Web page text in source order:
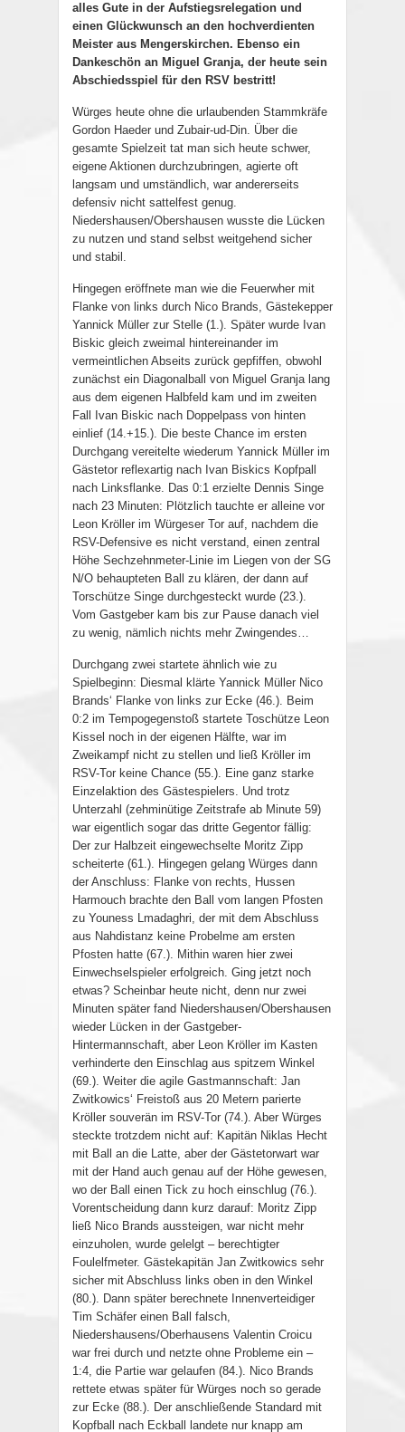
alles Gute in der Aufstiegsrelegation und
einen Glückwunsch an den hochverdienten
Meister aus Mengerskirchen. Ebenso ein
Dankeschön an Miguel Granja, der heute sein
Abschiedsspiel für den RSV bestritt!
Würges heute ohne die urlaubenden Stammkräfe
Gordon Haeder und Zubair-ud-Din. Über die
gesamte Spielzeit tat man sich heute schwer,
eigene Aktionen durchzubringen, agierte oft
langsam und umständlich, war andererseits
defensiv nicht sattelfest genug.
Niedershausen/Obershausen wusste die Lücken
zu nutzen und stand selbst weitgehend sicher
und stabil.
Hingegen eröffnete man wie die Feuerwher mit
Flanke von links durch Nico Brands, Gästekepper
Yannick Müller zur Stelle (1.). Später wurde Ivan
Biskic gleich zweimal hintereinander im
vermeintlichen Abseits zurück gepfiffen, obwohl
zunächst ein Diagonalball von Miguel Granja lang
aus dem eigenen Halbfeld kam und im zweiten
Fall Ivan Biskic nach Doppelpass von hinten
einlief (14.+15.). Die beste Chance im ersten
Durchgang vereitelte wiederum Yannick Müller im
Gästetor reflexartig nach Ivan Biskics Kopfpall
nach Linksflanke. Das 0:1 erzielte Dennis Singe
nach 23 Minuten: Plötzlich tauchte er alleine vor
Leon Kröller im Würgeser Tor auf, nachdem die
RSV-Defensive es nicht verstand, einen zentral
Höhe Sechzehnmeter-Linie im Liegen von der SG
N/O behaupteten Ball zu klären, der dann auf
Torschütze Singe durchgesteckt wurde (23.).
Vom Gastgeber kam bis zur Pause danach viel
zu wenig, nämlich nichts mehr Zwingendes…
Durchgang zwei startete ähnlich wie zu
Spielbeginn: Diesmal klärte Yannick Müller Nico
Brands‘ Flanke von links zur Ecke (46.). Beim
0:2 im Tempogegenstoß startete Toschütze Leon
Kissel noch in der eigenen Hälfte, war im
Zweikampf nicht zu stellen und ließ Kröller im
RSV-Tor keine Chance (55.). Eine ganz starke
Einzelaktion des Gästespielers. Und trotz
Unterzahl (zehminütige Zeitstrafe ab Minute 59)
war eigentlich sogar das dritte Gegentor fällig:
Der zur Halbzeit eingewechselte Moritz Zipp
scheiterte (61.). Hingegen gelang Würges dann
der Anschluss: Flanke von rechts, Hussen
Harmouch brachte den Ball vom langen Pfosten
zu Youness Lmadaghri, der mit dem Abschluss
aus Nahdistanz keine Probelme am ersten
Pfosten hatte (67.). Mithin waren hier zwei
Einwechselspieler erfolgreich. Ging jetzt noch
etwas? Scheinbar heute nicht, denn nur zwei
Minuten später fand Niedershausen/Obershausen
wieder Lücken in der Gastgeber-
Hintermannschaft, aber Leon Kröller im Kasten
verhinderte den Einschlag aus spitzem Winkel
(69.). Weiter die agile Gastmannschaft: Jan
Zwitkowics‘ Freistoß aus 20 Metern parierte
Kröller souverän im RSV-Tor (74.). Aber Würges
steckte trotzdem nicht auf: Kapitän Niklas Hecht
mit Ball an die Latte, aber der Gästetorwart war
mit der Hand auch genau auf der Höhe gewesen,
wo der Ball einen Tick zu hoch einschlug (76.).
Vorentscheidung dann kurz darauf: Moritz Zipp
ließ Nico Brands aussteigen, war nicht mehr
einzuholen, wurde gelelgt – berechtigter
Foulelfmeter. Gästekapitän Jan Zwitkowics sehr
sicher mit Abschluss links oben in den Winkel
(80.). Dann später berechnete Innenverteidiger
Tim Schäfer einen Ball falsch,
Niedershausens/Oberhausens Valentin Croicu
war frei durch und netzte ohne Probleme ein –
1:4, die Partie war gelaufen (84.). Nico Brands
rettete etwas später für Würges noch so gerade
zur Ecke (88.). Der anschließende Standard mit
Kopfball nach Eckball landete nur knapp am